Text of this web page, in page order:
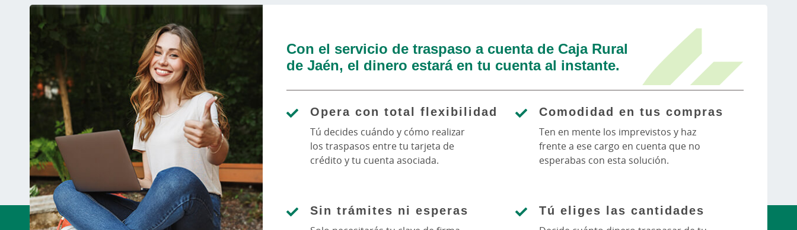
Con el servicio de traspaso a cuenta de Caja Rural
de Jaén, el dinero estará en tu cuenta al instante.
Opera con total flexibilidad
Tú decides cuándo y cómo realizar
los traspasos entre tu tarjeta de
crédito y tu cuenta asociada.
Comodidad en tus compras
Ten en mente los imprevistos y haz
frente a ese cargo en cuenta que no
esperabas con esta solución.
Sin trámites ni esperas Tú eliges las cantidades